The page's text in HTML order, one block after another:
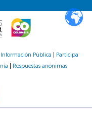
Pública
Participa
Respuestas anónimas